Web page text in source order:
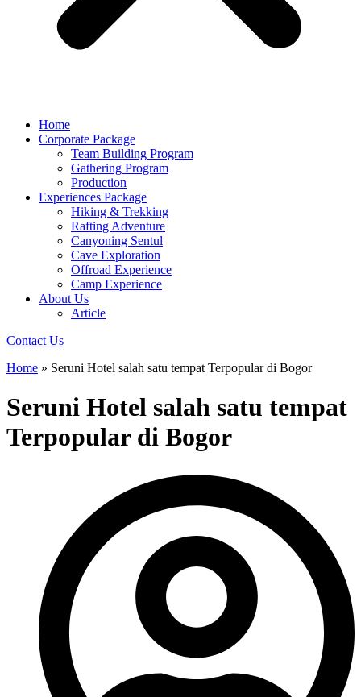
Home
Corporate Package
Team Building Program
Gathering Program
Production
Experiences Package
Hiking & Trekking
Rafting Adventure
Canyoning Sentul
Cave Exploration
Offroad Experience
Camp Experience
About Us
Article
Contact Us
Home » Seruni Hotel salah satu tempat Terpopular di Bogor
Seruni Hotel salah satu tempat
Terpopular di Bogor